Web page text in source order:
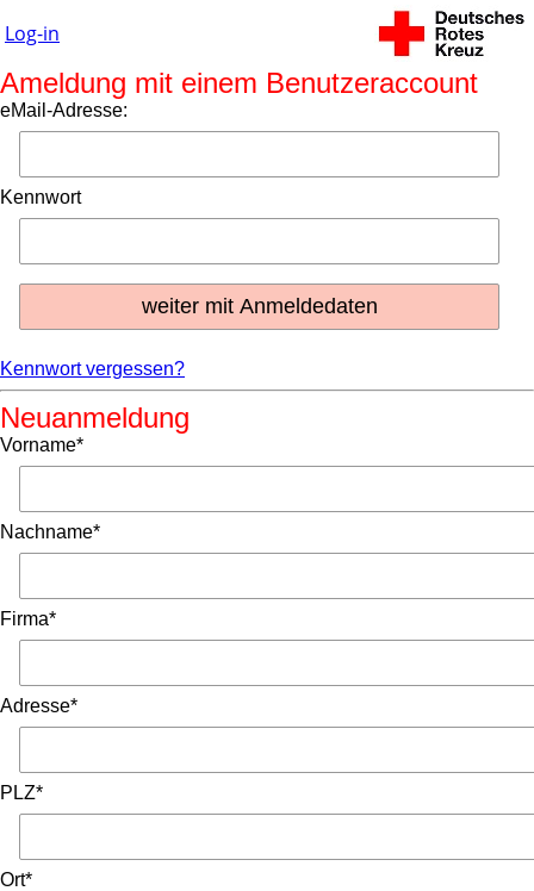
Log-in
Ameldung mit einem Benutzeraccount
eMail-Adresse:
Kennwort
Kennwort vergessen?
Neuanmeldung
Vorname*
Nachname*
Firma*
Adresse*
PLZ*
Ort*